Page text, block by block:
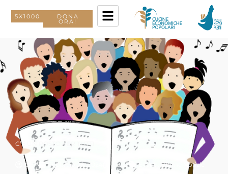
contenuto
5X1000 DONA
ORA!
C’È UN POSTO PER TUTTI
CEP Febbraio 28, 2024 09:32 Eventi Ultime Notizie